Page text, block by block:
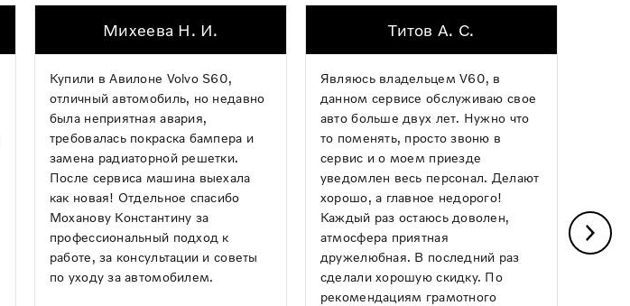
Михеева Н. И.
Купили в Авилоне Volvo S60,
отличный автомобиль, но недавно
была неприятная авария,
требовалась покраска бампера и
замена радиаторной решетки.
После сервиса машина выехала
как новая! Отдельное спасибо
Моханову Константину за
профессиональный подход к
работе, за консультации и советы
по уходу за автомобилем.
Титов А. С.
Являюсь владельцем V60, в
данном сервисе обслуживаю свое
авто больше двух лет. Нужно что
то поменять, просто звоню в
сервис и о моем приезде
уведомлен весь персонал. Делают
хорошо, а главное недорого!
Каждый раз остаюсь доволен,
атмосфера приятная
дружелюбная. В последний раз
сделали хорошую скидку. По
рекомендациям грамотного